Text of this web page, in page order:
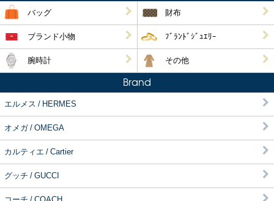
バッグ 財布
ブランド小物 ﾌﾞﾗﾝﾄﾞｼﾞｭｴﾘｰ
腕時計 その他
Brand
エルメス / HERMES
オメガ / OMEGA
カルティエ / Cartier
グッチ / GUCCI